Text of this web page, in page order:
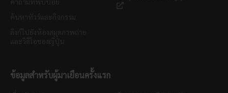
ข้อมูลสำหรับผู้มาเยือนครั้งแรก